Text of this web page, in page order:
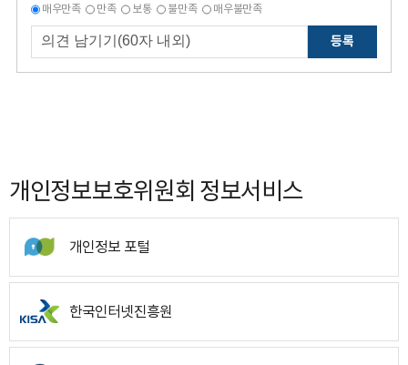
매우만족 만족 보통 불만족 매우불만족
등록
개인정보보호위원회 정보서비스
개인정보 포털
한국인터넷진흥원